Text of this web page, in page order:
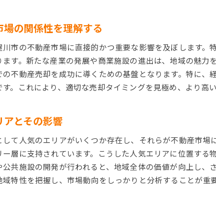
交通アクセスの利便性を最
地域コミュニティの紹介とそ
歴史と文化の視点からのアプ
売却前のクリーニングとス
適正価格設定のための市場
インスペクションで信頼性
の関係性を理解する
市の不動産市場に直接的かつ重要な影響を及ぼします
す。新たな産業の発展や商業施設の進出は、地域の魅
不動産売却を成功に導くための基盤となります。特に
。これにより、適切な売却タイミングを見極め、より高
とその影響
て人気のエリアがいくつか存在し、それらが不動産市
層に支持されています。こうした人気エリアに位置す
共施設の開発が行われると、地域全体の価値が向上し
特性を把握し、市場動向をしっかりと分析することが重要